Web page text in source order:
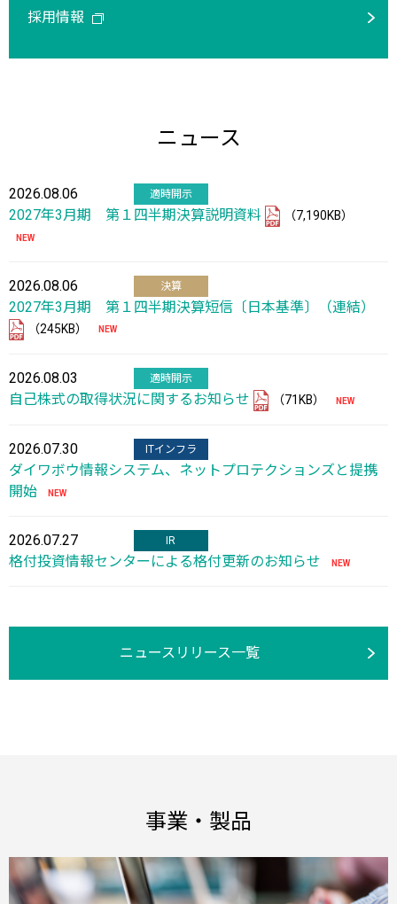
採用情報
ニュース
2026.08.06 適時開示
2027年3月期 第１四半期決算説明資料 （7,190KB）
2026.08.06 決算
2027年3月期 第１四半期決算短信〔日本基準〕（連結）
（245KB）
2026.08.03 適時開示
自己株式の取得状況に関するお知らせ （71KB）
2026.07.30 ITインフラ
ダイワボウ情報システム、ネットプロテクションズと提携
開始
2026.07.27 IR
格付投資情報センターによる格付更新のお知らせ
ニュースリリース一覧
事業・製品